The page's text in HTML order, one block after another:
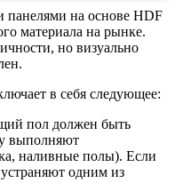
на основе HDF
материала на рынке.
но визуально
в себя следующее:
пол должен быть
выполняют
наливные полы). Если
одним из